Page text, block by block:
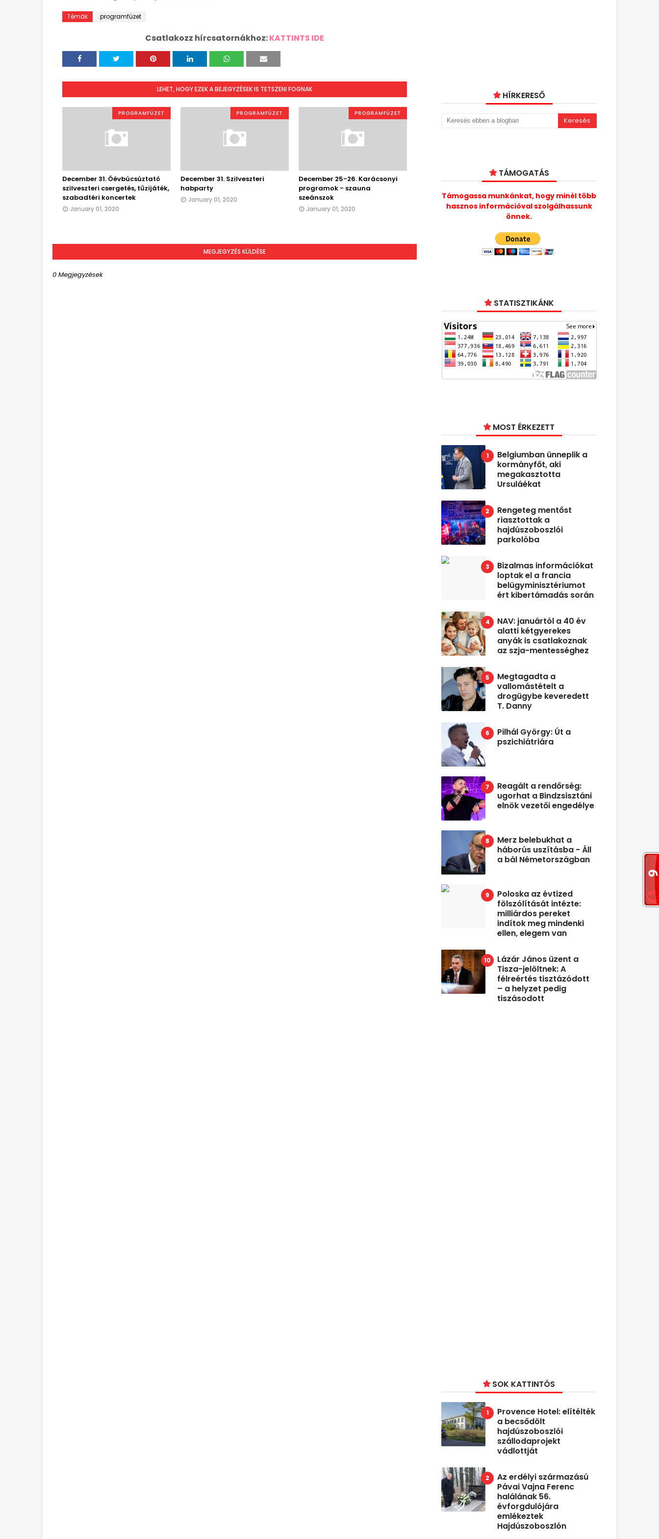
Témák programfüzet
Csatlakozz hírcsatornákhoz:KATTINTS IDE
LEHET, HOGY EZEK A BEJEGYZÉSEK IS TETSZENI FOGNAK
PROGRAMFÜZET
December 31. Óévbúcsúztató
szilveszteri csergetés, tűzijáték,
szabadtéri koncertek
January 01, 2020
PROGRAMFÜZET
December 31. Szilveszteri
habparty
January 01, 2020
PROGRAMFÜZET
December 25-26. Karácsonyi
programok - szauna
szeánszok
January 01, 2020
MEGJEGYZÉS KÜLDÉSE
0 Megjegyzések
HÍRKERESŐ
TÁMOGATÁS
Támogassa munkánkat, hogy minél több
hasznos információval szolgálhassunk
önnek.
STATISZTIKÁNK
MOST ÉRKEZETT
Belgiumban ünneplik a
kormányfőt, aki
megakasztotta
Ursuláékat
Rengeteg mentőst
riasztottak a
hajdúszoboszlói
parkolóba
Bizalmas információkat
loptak el a francia
belügyminisztériumot
ért kibertámadás során
NAV: januártól a 40 év
alatti kétgyerekes
anyák is csatlakoznak
az szja-mentességhez
Megtagadta a
vallomástételt a
drogügybe keveredett
T. Danny
Pilhál György: Út a
pszichiátriára
Reagált a rendőrség:
ugorhat a Bindzsisztáni
elnök vezetői engedélye
Merz belebukhat a
háborús uszításba - Áll
a bál Németországban
Poloska az évtized
fölszólítását intézte:
milliárdos pereket
indítok meg mindenki
ellen, elegem van
Lázár János üzent a
Tisza-jelöltnek: A
félreértés tisztázódott
– a helyzet pedig
tiszásodott
SOK KATTINTÓS
Provence Hotel: elítélték
a becsődölt
hajdúszoboszlói
szállodaprojekt
vádlottját
Az erdélyi származású
Pávai Vajna Ferenc
halálának 56.
évforgdulójára
emlékeztek
Hajdúszoboszlón